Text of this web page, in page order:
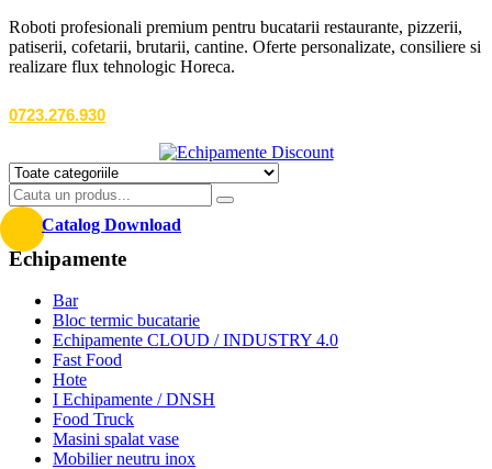
Roboti profesionali premium pentru bucatarii restaurante, pizzerii,
patiserii, cofetarii, brutarii, cantine. Oferte personalizate, consiliere si
realizare flux tehnologic Horeca.
0723.276.930
Catalog Download
Echipamente
Bar
Bloc termic bucatarie
Echipamente CLOUD / INDUSTRY 4.0
Fast Food
Hote
I Echipamente / DNSH
Food Truck
Masini spalat vase
Mobilier neutru inox